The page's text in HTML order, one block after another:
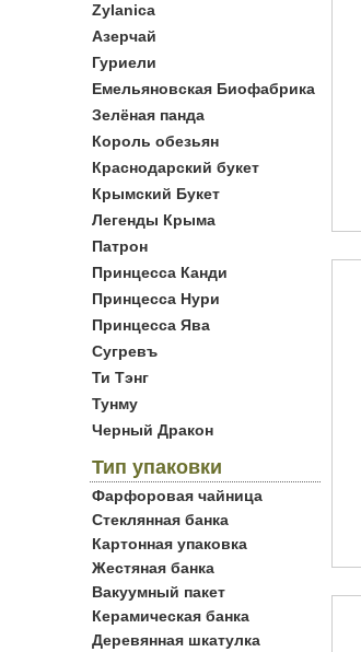
Zylanica
Азерчай
Гуриели
Емельяновская Биофабрика
Зелёная панда
Король обезьян
Краснодарский букет
Крымский Букет
Легенды Крыма
Патрон
Принцесса Канди
Принцесса Нури
Принцесса Ява
Сугревъ
Ти Тэнг
Тунму
Черный Дракон
Тип упаковки
Фарфоровая чайница
Стеклянная банка
Картонная упаковка
Жестяная банка
Вакуумный пакет
Керамическая банка
Деревянная шкатулка